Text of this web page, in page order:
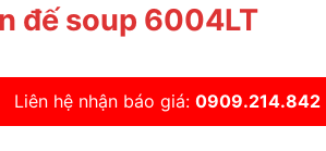
đế soup 6004LT
Liên hệ nhận báo giá: 0909.214.842